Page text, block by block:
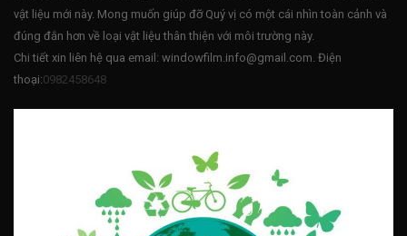
vật liệu mới này. Mong muốn giúp đỡ Quý vị có một cái nhìn toàn cảnh và
đúng đắn hơn về loại vật liệu thân thiện với môi trường này.
Chi tiết xin liên hệ qua email: windowfilm.info@gmail.com. Điện
thoại:0982458648